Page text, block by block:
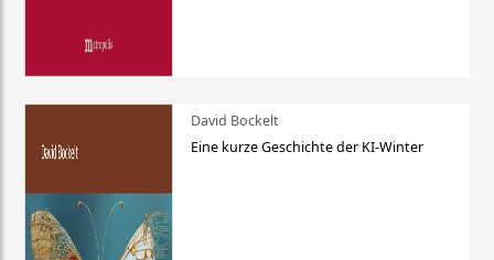
David Bockelt
Eine kurze Geschichte der KI-Winter